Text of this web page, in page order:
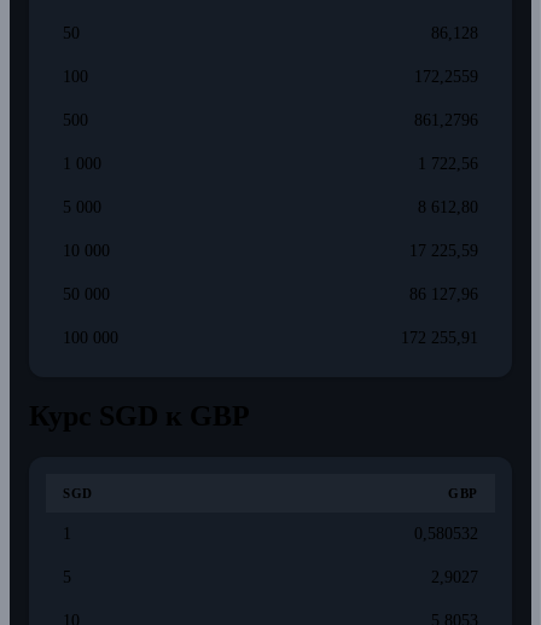
50 86,128
100 172,2559
500 861,2796
1 000 1 722,56
5 000 8 612,80
10 000 17 225,59
50 000 86 127,96
100 000 172 255,91
SGD GBP
0,580532
5 2,9027
10 5,8053